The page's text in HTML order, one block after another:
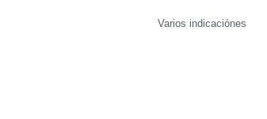
Varios indicaciónes